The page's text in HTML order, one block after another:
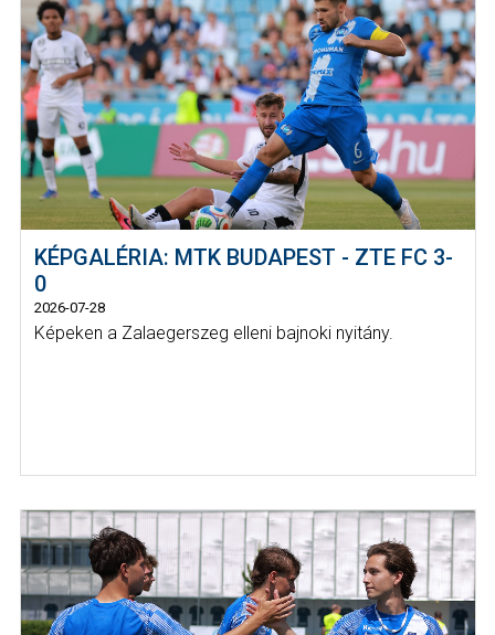
KÉPGALÉRIA: MTK BUDAPEST - ZTE FC 3-
0
2026-07-28
Képeken a Zalaegerszeg elleni bajnoki nyitány.